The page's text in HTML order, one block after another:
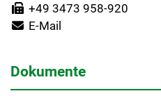
+49 3473 958-920
E-Mail
Dokumente